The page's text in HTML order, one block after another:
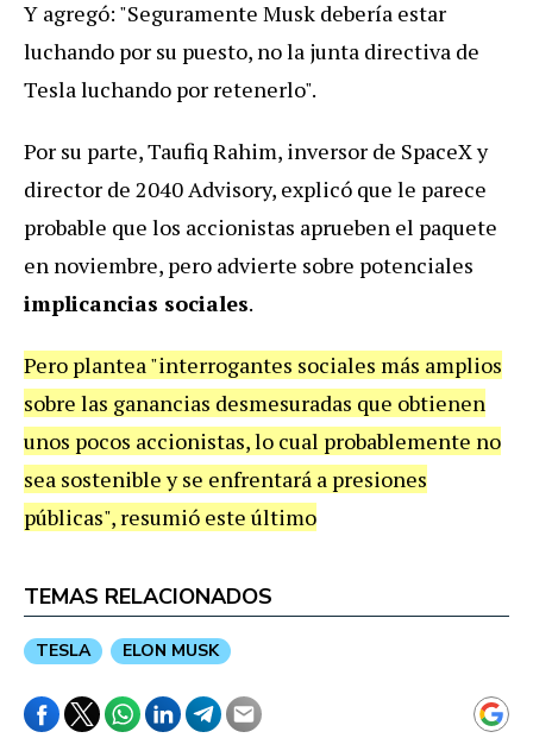
Y agregó: "Seguramente Musk debería estar
luchando por su puesto, no la junta directiva de
Tesla luchando por retenerlo".
Por su parte, Taufiq Rahim, inversor de SpaceX y
director de 2040 Advisory, explicó que le parece
probable que los accionistas aprueben el paquete
en noviembre, pero advierte sobre potenciales
implicancias sociales.
Pero plantea "interrogantes sociales más amplios
sobre las ganancias desmesuradas que obtienen
unos pocos accionistas, lo cual probablemente no
sea sostenible y se enfrentará a presiones
públicas", resumió este último
TEMAS RELACIONADOS
TESLA ELON MUSK